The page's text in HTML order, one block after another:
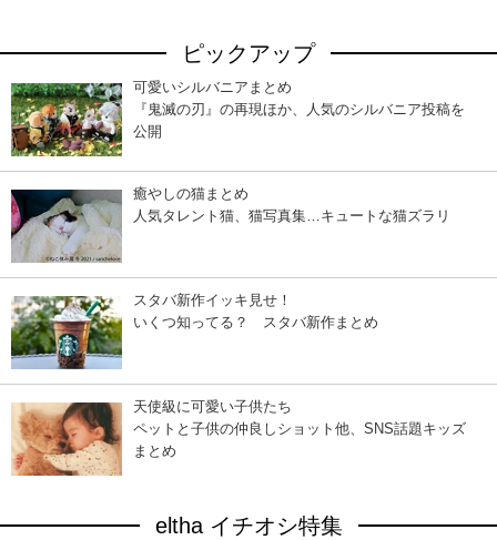
ピックアップ
可愛いシルバニアまとめ
『鬼滅の刃』の再現ほか、人気のシルバニア投稿を
公開
癒やしの猫まとめ
人気タレント猫、猫写真集…キュートな猫ズラリ
スタバ新作イッキ見せ！
いくつ知ってる？ スタバ新作まとめ
天使級に可愛い子供たち
ペットと子供の仲良しショット他、SNS話題キッズ
まとめ
eltha イチオシ特集